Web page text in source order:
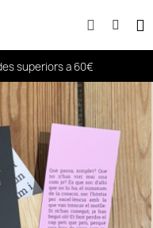
superiors a 60€